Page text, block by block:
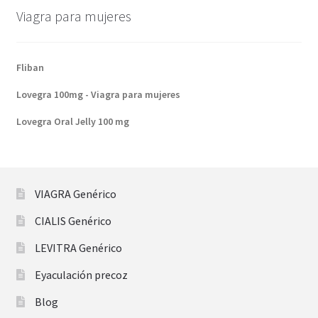
Viagra para mujeres
Fliban
Lovegra 100mg - Viagra para mujeres
Lovegra Oral Jelly 100 mg
VIAGRA Genérico
CIALIS Genérico
LEVITRA Genérico
Eyaculación precoz
Blog